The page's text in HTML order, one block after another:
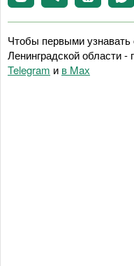
Чтобы первыми
Ленинградской области -
Telegram и в Maх